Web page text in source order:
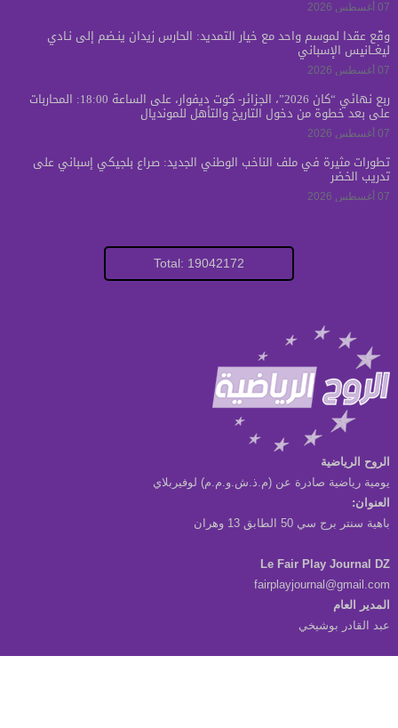
07 أغسطس 2026
وقّع عقداً لموسم واحد مع خيار التمديد: الحارس زيدان ينـضم إلى نـادي
ليغــانيس الإسباني
07 أغسطس 2026
ربع نهائي “كان 2026”، الجزائر- كوت ديفوار، على الساعة 18:00: المحاربات
على بعد خطوة من دخول التاريخ والتأهل للمونديال
07 أغسطس 2026
تطورات مثيرة في ملف الناخب الوطني الجديد: صراع بلجيكي إسباني على
تدريب الخضر
07 أغسطس 2026
Total: 19042172
الروح الرياضية
يومية رياضية صادرة عن (م.ذ.ش.و.م.م) لوفيربلاي
العنوان:
باهية سنتر برج سي 50 الطابق 13 وهران
Le Fair Play Journal DZ
fairplayjournal@gmail.com
المدير العام
عبد القادر بوشيخي